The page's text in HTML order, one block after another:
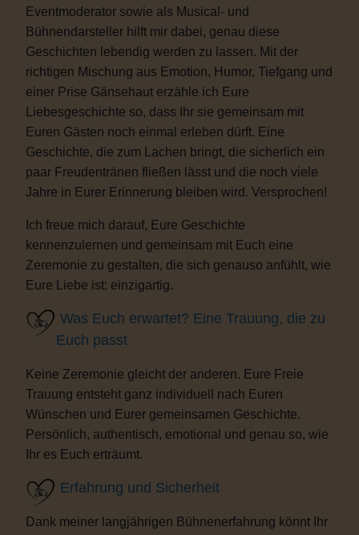
Eventmoderator sowie als Musical- und
Bühnendarsteller hilft mir dabei, genau diese
Geschichten lebendig werden zu lassen. Mit der
richtigen Mischung aus Emotion, Humor, Tiefgang und
einer Prise Gänsehaut erzähle ich Eure
Liebesgeschichte so, dass Ihr sie gemeinsam mit
Euren Gästen noch einmal erleben dürft. Eine
Geschichte, die zum Lachen bringt, die sicherlich ein
paar Freudentränen fließen lässt und die noch viele
Jahre in Eurer Erinnerung bleiben wird. Versprochen!
Ich freue mich darauf, Eure Geschichte
kennenzulernen und gemeinsam mit Euch eine
Zeremonie zu gestalten, die sich genauso anfühlt, wie
Eure Liebe ist: einzigartig.
Was Euch erwartet? Eine Trauung, die zu
Euch passt
Keine Zeremonie gleicht der anderen. Eure Freie
Trauung entsteht ganz individuell nach Euren
Wünschen und Eurer gemeinsamen Geschichte.
Persönlich, authentisch, emotional und genau so, wie
Ihr es Euch erträumt.
Erfahrung und Sicherheit
Dank meiner langjährigen Bühnenerfahrung könnt Ihr